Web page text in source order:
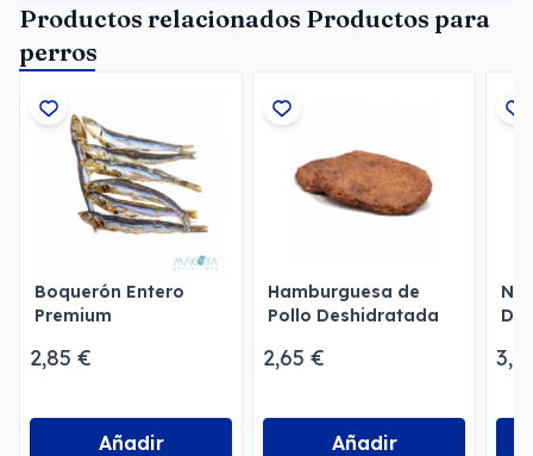
Productos relacionados Productos para
perros
Boquerón Entero
Premium
2,85 €
Añadir
Hamburguesa de
Pollo Deshidratada
2,65 €
Añadir